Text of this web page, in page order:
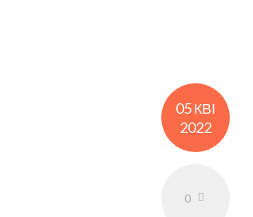
05 КВІ
2022
0